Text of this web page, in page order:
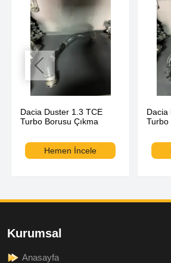
Dacia Duster 1.3 TCE
Turbo Borusu Çıkma
Hemen İncele
Dacia
Turbo
Kurumsal
Anasayfa